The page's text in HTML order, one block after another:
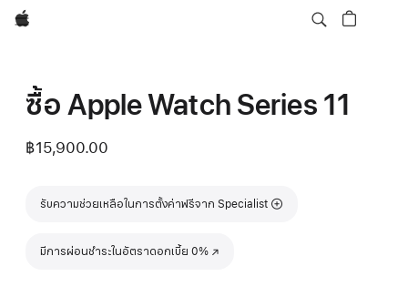
Apple
ซื้อ Apple Watch Series 11
฿15,900.00
รับความช่วยเหลือในการตั้งค่าฟรีจาก Specialist
มีการผ่อนชำระในอัตราดอกเบี้ย 0%
(เปิดในหน้าต่างใหม่)